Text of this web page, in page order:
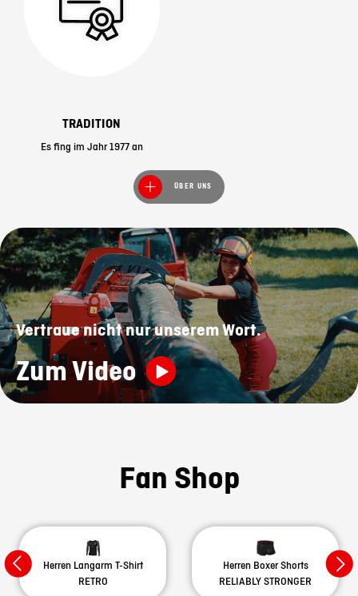
TRADITION
Es fing im Jahr 1977 an
ÜBER UNS
Vertraue nicht nur unserem Wort.
Zum Video
Fan Shop
Herren Langarm T-Shirt
RETRO
Herren Boxer Shorts
RELIABLY STRONGER